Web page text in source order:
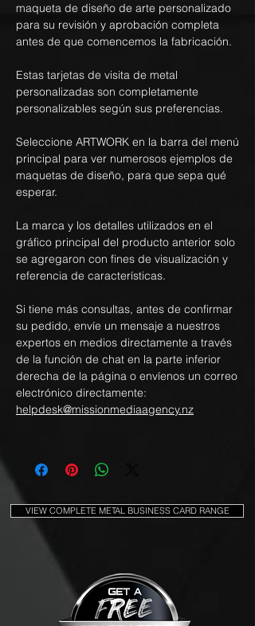
maqueta de diseño de arte personalizado
para su revisión y aprobación completa
antes de que comencemos la fabricación.
Estas tarjetas de visita de metal
personalizadas son completamente
personalizables según sus preferencias.
Seleccione ARTWORK en la barra del menú
principal para ver numerosos ejemplos de
maquetas de diseño, para que sepa qué
esperar.
La marca y los detalles utilizados en el
gráfico principal del producto anterior solo
se agregaron con fines de visualización y
referencia de características.
Si tiene más consultas, antes de confirmar
su pedido, envíe un mensaje a nuestros
expertos en medios directamente a través
de la función de chat en la parte inferior
derecha de la página o envíenos un correo
electrónico directamente:
helpdesk@missionmediaagency.nz
VIEW COMPLETE METAL BUSINESS CARD RANGE